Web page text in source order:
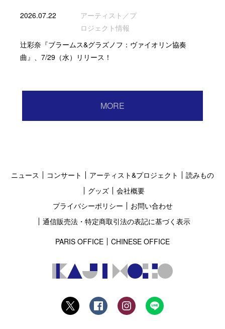
2026.07.22
アーティスト／プ
ロジェクト情報
辻彩奈『ブラームス&グラズノフ：ヴァイオリン協奏
曲』、7/29（水）リリース！
MORE
ニュース コンサート アーティスト&プロジェクト
読みもの
グッズ
会社概要
プライバシーポリシー
お問い合わせ
通信販売法・特定商取引法の表記に基づく表示
PARIS OFFICE
CHINESE OFFICE